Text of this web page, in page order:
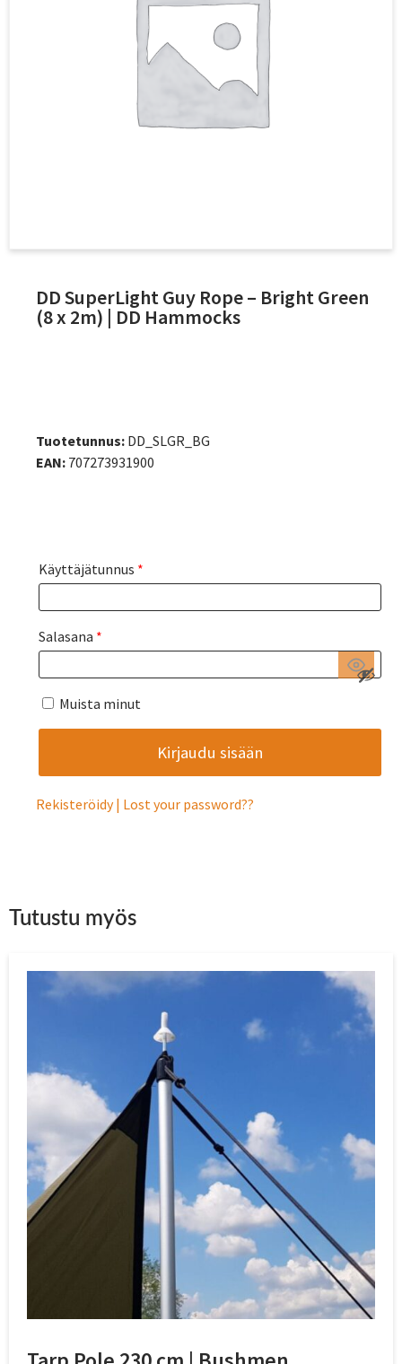
DD SuperLight Guy Rope – Bright Green
(8 x 2m) | DD Hammocks
Tuotetunnus: DD_SLGR_BG
EAN: 707273931900
Käyttäjätunnus *
Salasana *
Muista minut
Rekisteröidy Lost your password?
Tutustu myös